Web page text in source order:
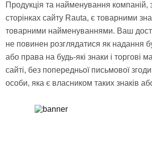
Продукція та найменування компаній,
сторінках сайту Rauta, є товарними
товарними найменуваннями. Ваш
не повинен розглядатися як надання
або права на будь-які знаки і торгові
сайті, без попередньої письмової
особи, яка є власником таких знаків